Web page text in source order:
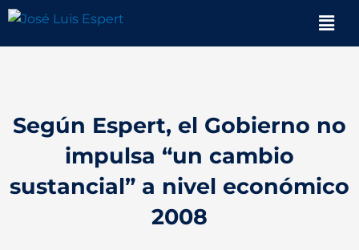
contenido
Según Espert, el Gobierno no
impulsa “un cambio
sustancial” a nivel económico
2008